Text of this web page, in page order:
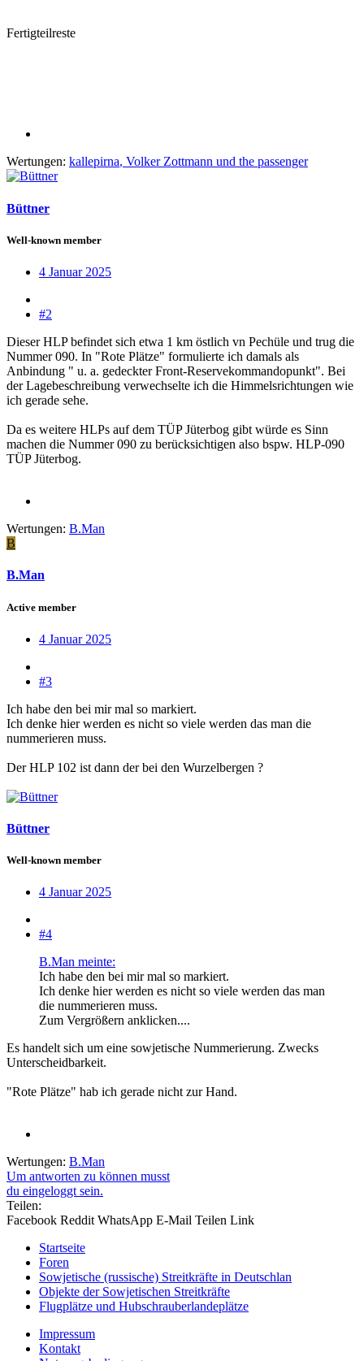
Fertigteilreste
Wertungen: kallepirna, Volker Zottmann und the passenger
Büttner
Well-known member
4 Januar 2025
#2
Dieser HLP befindet sich etwa 1 km östlich vn Pechüle und trug die
Nummer 090. In "Rote Plätze" formulierte ich damals als
Anbindung " u. a. gedeckter Front-Reservekommandopunkt". Bei
der Lagebeschreibung verwechselte ich die Himmelsrichtungen wie
ich gerade sehe.
Da es weitere HLPs auf dem TÜP Jüterbog gibt würde es Sinn
machen die Nummer 090 zu berücksichtigen also bspw. HLP-090
TÜP Jüterbog.
Wertungen: B.Man
B
B.Man
Active member
4 Januar 2025
#3
Ich habe den bei mir mal so markiert.
Ich denke hier werden es nicht so viele werden das man die
nummerieren muss.
Der HLP 102 ist dann der bei den Wurzelbergen ?
Büttner
Well-known member
4 Januar 2025
#4
B.Man meinte:
Ich habe den bei mir mal so markiert.
Ich denke hier werden es nicht so viele werden das man
die nummerieren muss.
Zum Vergrößern anklicken....
Es handelt sich um eine sowjetische Nummerierung. Zwecks
Unterscheidbarkeit.
"Rote Plätze" hab ich gerade nicht zur Hand.
Wertungen: B.Man
Um antworten zu können musst
du eingeloggt sein.
Teilen:
Facebook Reddit WhatsApp E-Mail Teilen Link
Startseite
Foren
Sowjetische (russische) Streitkräfte in Deutschlan
Objekte der Sowjetischen Streitkräfte
Flugplätze und Hubschrauberlandeplätze
Impressum
Kontakt